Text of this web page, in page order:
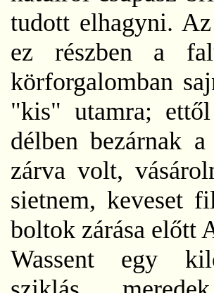
tudott elhagyni.
ez részben a
körforgalomban
"kis" utamra;
délben bezárnak
zárva volt,
sietnem, keveset
boltok zárása előtt
Wassent egy